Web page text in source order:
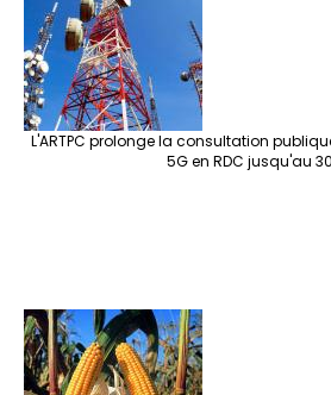
L'ARTPC prolonge la consultation
5G en RDC jusqu'au